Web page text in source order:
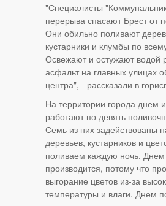
"Специалисты
перерыва спасают Брест от
Они обильно поливают
кустарники и клумбы по
Освежают и остужают водой
асфальт на главных улицах
центра", - рассказали в
На территории города днем
работают по девять
Семь из них задействованы
деревьев, кустарников и
поливаем каждую ночь.
производится, потому что
выгорание цветов из-за
температуры и влаги. Днем